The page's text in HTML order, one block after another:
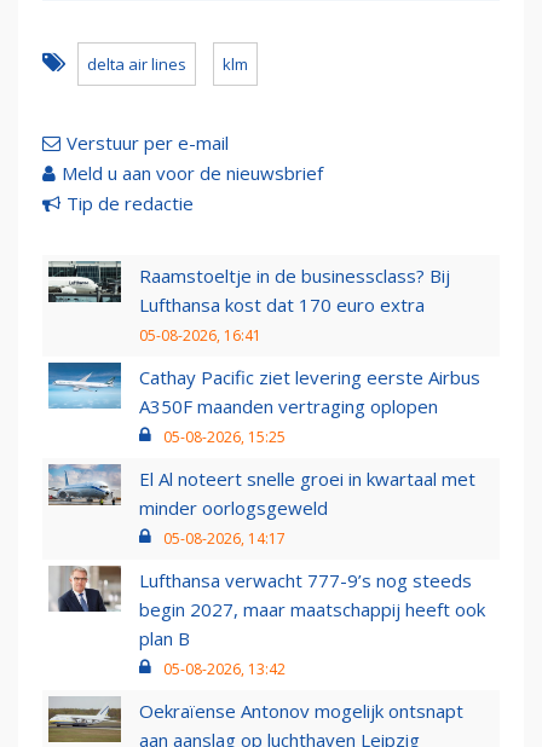
delta air lines klm
Verstuur per e-mail
Meld u aan voor de nieuwsbrief
Tip de redactie
Raamstoeltje in de businessclass? Bij
Lufthansa kost dat 170 euro extra
05-08-2026, 16:41
Cathay Pacific ziet levering eerste Airbus
A350F maanden vertraging oplopen
05-08-2026, 15:25
El Al noteert snelle groei in kwartaal met
minder oorlogsgeweld
05-08-2026, 14:17
Lufthansa verwacht 777-9’s nog steeds
begin 2027, maar maatschappij heeft ook
plan B
05-08-2026, 13:42
Oekraïense Antonov mogelijk ontsnapt
aan aanslag op luchthaven Leipzig